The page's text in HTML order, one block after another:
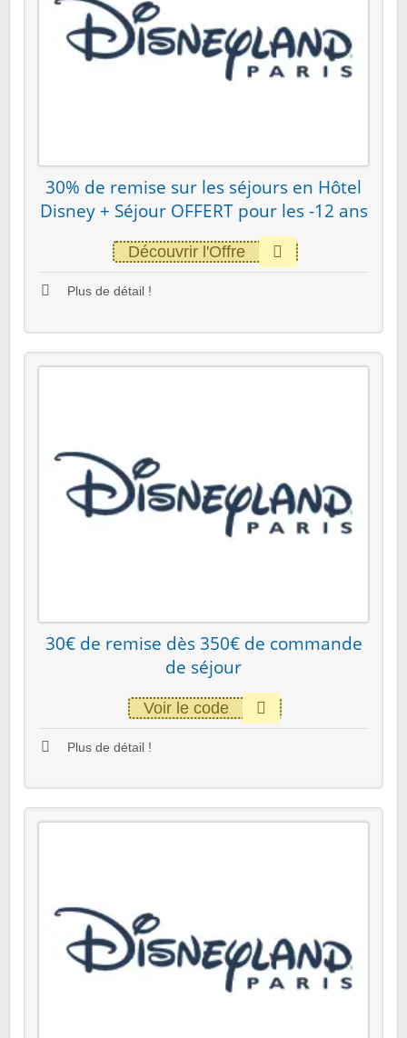
30% de remise sur les séjours en Hôtel
Disney + Séjour OFFERT pour les -12 ans
Découvrir l'Offre
Plus de détail !
30€ de remise dès 350€ de commande
de séjour
Voir le code
Plus de détail !